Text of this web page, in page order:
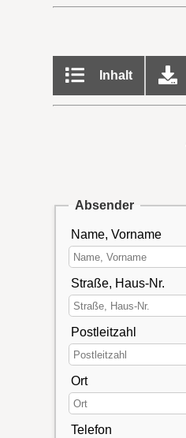
Inhalt
Absender
Name, Vorname
Straße, Haus-Nr.
Postleitzahl
Ort
Telefon